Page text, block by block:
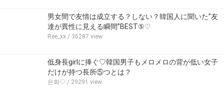
男女間で友情は成立する？しない？韓国人に聞いた”友
達が異性に見える瞬間”BEST⑤♡
Ree_xx / 36287 view
低身長girlに捧ぐ♡韓国男子もメロメロの背が低い女子
だけが持つ長所⑤つとは？
은화♡ / 29291 view